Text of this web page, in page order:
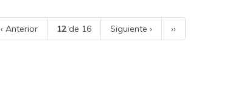
‹ Anterior 12de 16 Siguiente › ››